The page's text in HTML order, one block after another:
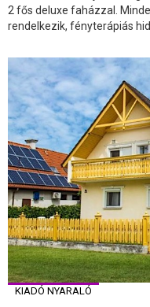
2 fős deluxe faházzal.
rendelkezik, fényterápiás
KIADÓ NYARALÓ